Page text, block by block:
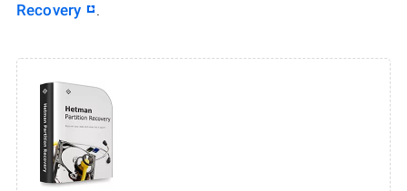
Recovery
.